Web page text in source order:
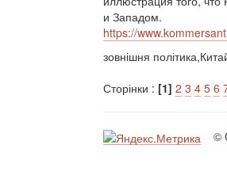
и Западом.
https://
зовнішня
Сторінки : [1] 2 3 4 5 6
©